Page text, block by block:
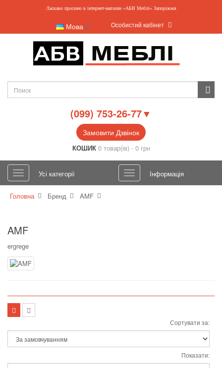
Ласкаво просимо в інтернет-магазин «АБВ Меблі» Запоріжжя
Мова Особистий кабінет
(099) 753-26-77▼
Замовити Дзвінок
КОШИК 0 товар(ів) - 0 грн
Усі категорії Інформація
Головна Бренд AMF
AMF
ergrege
Сортувати за:
Показати: